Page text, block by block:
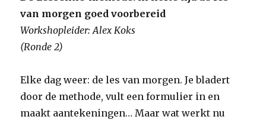
van morgen goed voorbereid
Workshopleider: Alex Koks
(Ronde 2)
Elke dag weer: de les van morgen. Je bladert
door de methode, vult een formulier in en
maakt aantekeningen… Maar wat werkt nu